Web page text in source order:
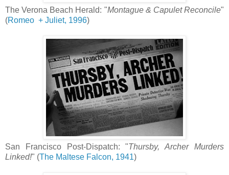
The Verona Beach Herald: "Montague & Capulet Reconcile"
(Romeo + Juliet, 1996)
San Francisco Post-Dispatch: "Thursby, Archer Murders
Linked!" (The Maltese Falcon, 1941)